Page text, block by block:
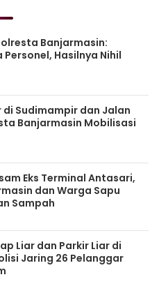
Banjarmasin:
Personel, Hasilnya Nihil
di Sudimampir dan Jalan
Banjarmasin Mobilisasi
Eks Terminal Antasari,
dan Warga Sapu
Sampah
Liar dan Parkir Liar di
Jaring 26 Pelanggar